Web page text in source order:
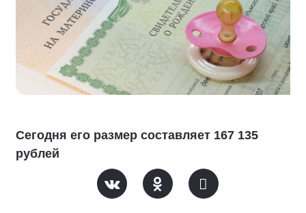
Сегодня его размер составляет 167 135
рублей